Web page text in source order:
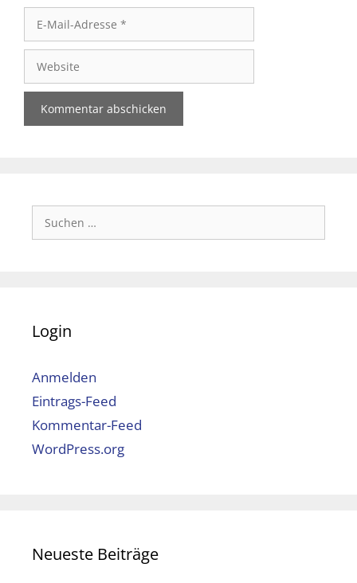
Mail-
Adresse
Suchen
nach:
Login
Anmelden
Eintrags-Feed
Kommentar-Feed
WordPress.org
Neueste Beiträge